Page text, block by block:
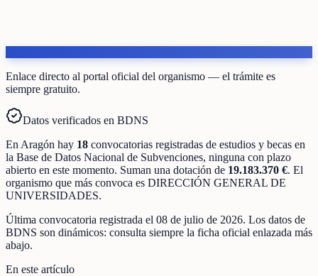
Enlace directo al portal oficial del organismo — el trámite es
siempre gratuito.
Datos verificados en BDNS
En Aragón hay 18 convocatorias registradas de estudios y becas en
la Base de Datos Nacional de Subvenciones, ninguna con plazo
abierto en este momento. Suman una dotación de 19.183.370 €. El
organismo que más convoca es DIRECCIÓN GENERAL DE
UNIVERSIDADES.
Última convocatoria registrada el 08 de julio de 2026. Los datos de
BDNS son dinámicos: consulta siempre la ficha oficial enlazada más
abajo.
En este artículo